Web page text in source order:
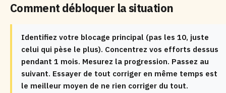
Comment débloquer la situation
Identifiez votre blocage principal (pas les 10, juste
celui qui pèse le plus). Concentrez vos efforts dessus
pendant 1 mois. Mesurez la progression. Passez au
suivant. Essayer de tout corriger en même temps est
le meilleur moyen de ne rien corriger du tout.